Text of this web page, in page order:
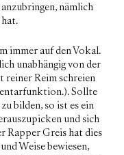
nämlich
immer auf den Vokal.
unabhängig von der
Reim schreien
Sollte
bilden, so ist es ein
und sich
Rapper Greis hat dies
Weise bewiesen,